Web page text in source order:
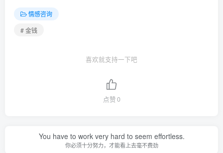
情感咨询
# 金钱
喜欢就支持一下吧
点赞0
You have to work very hard to seem effortless.
你必须十分努力，才能看上去毫不费劲